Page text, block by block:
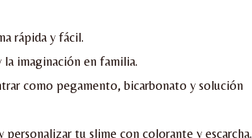
rápida y fácil.
imaginación en familia.
como pegamento, bicarbonato y solución
tu slime con colorante y escarcha.